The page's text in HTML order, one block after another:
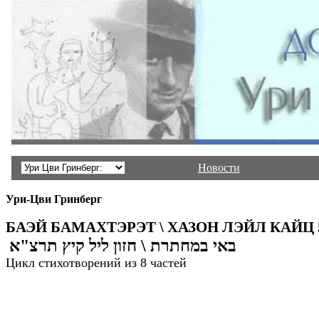
Новости
Ури-Цви Гринберг
БАЭЙ БАМАХТЭРЭТ \ ХАЗОН ЛЭЙЛ КАЙЦ
באי במחתרת \ חזון ליל קיץ תרצ"א
Цикл стихотворений из 8 частей